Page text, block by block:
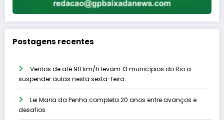
Postagens recentes
Ventos de até 90 km/h levam 13 municípios do Rio a
suspender aulas nesta sexta-feira
Lei Maria da Penha completa 20 anos entre avanços e
desafios